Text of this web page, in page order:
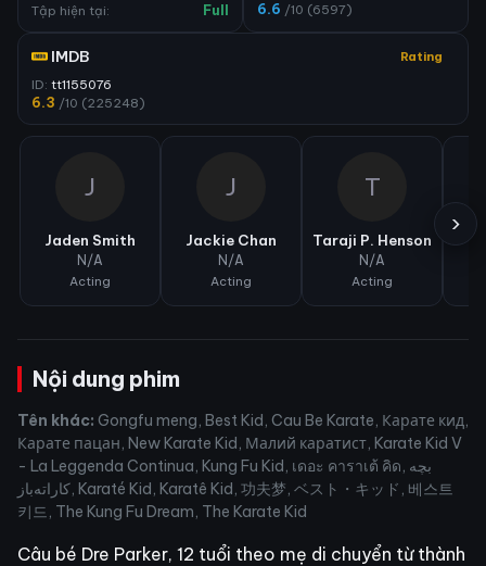
Tập hiện tại:
Full
6.6 /10 (6597)
IMDB Rating
ID: tt1155076
6.3 /10 (225248)
J
Jaden Smith
N/A
Acting
J
Jackie Chan
N/A
Acting
T
Taraji P. Henson
N/A
Acting
›
Nội dung phim
Tên khác: Gongfu meng, Best Kid, Cau Be Karate, Карате кид,
Карате пацан, New Karate Kid, Малий каратист, Karate Kid V
- La Leggenda Continua, Kung Fu Kid, เดอะ คาราเต้ คิด, بچه
کاراته‌باز, Karaté Kid, Karatê Kid, 功夫梦, ベスト・キッド, 베스트
키드, The Kung Fu Dream, The Karate Kid
Câu bé Dre Parker, 12 tuổi theo mẹ di chuyển từ thành